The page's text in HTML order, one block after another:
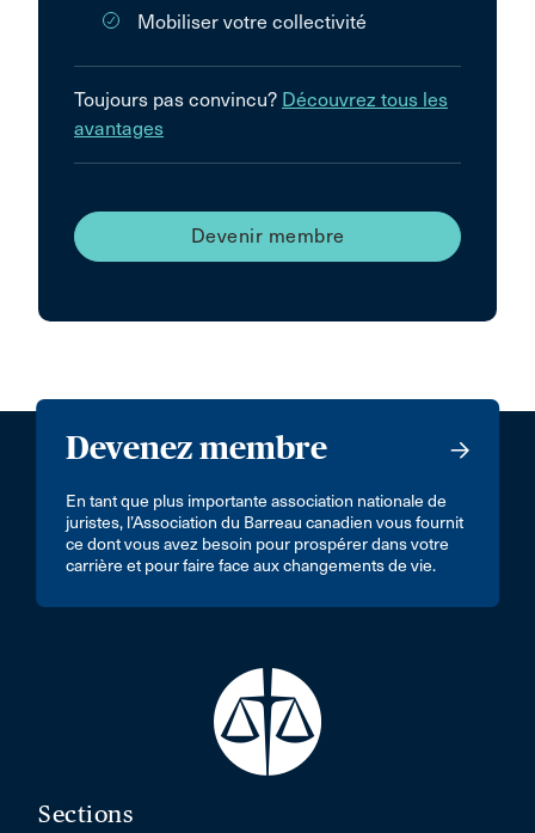
Mobiliser votre collectivité
Toujours pas convincu? Découvrez tous les
avantages
Devenir membre
Devenez membre
En tant que plus importante association nationale de
juristes, l’Association du Barreau canadien vous fournit
ce dont vous avez besoin pour prospérer dans votre
carrière et pour faire face aux changements de vie.
Sections